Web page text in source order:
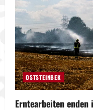
OSTSTEINBEK
Erntearbeiten